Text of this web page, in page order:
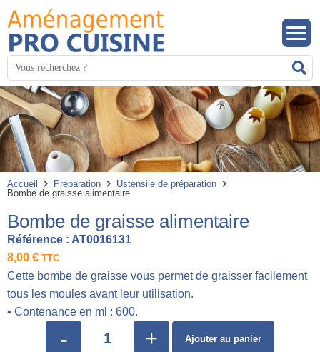
Mots
clés
:
Accueil Préparation
Ustensile de préparation
Bombe de graisse alimentaire
Bombe de graisse alimentaire
Référence : AT0016131
8,00 € TTC
Cette bombe de graisse vous permet de graisser facilement
tous les moules avant leur utilisation.
• Contenance en ml : 600.
- + Ajouter au panier
Panneau de gestion des cookies